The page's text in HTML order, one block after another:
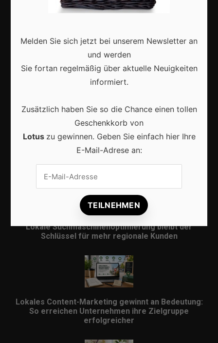
Produkte
KI im Content-Marketing: So wird digitale
Lokale Suchmaschinenoptimierung bleibt der
Schlüssel für mehr regionale Kunden
Lokales Content-Marketing gewinnt an Bedeutung:
So erreichen Unternehmen ihre Zielgruppe
erfolgreicher
Melden Sie sich jetzt bei unserem Newsletter an
und werden
Sie fortan regelmäßig über aktuelle Neuigkeiten
informiert.
Zusätzlich haben Sie so die Chance einen tollen
Geschenkkorb von
Lotus zu gewinnen. Geben Sie einfach hier Ihre
E-Mail-Adrese an: